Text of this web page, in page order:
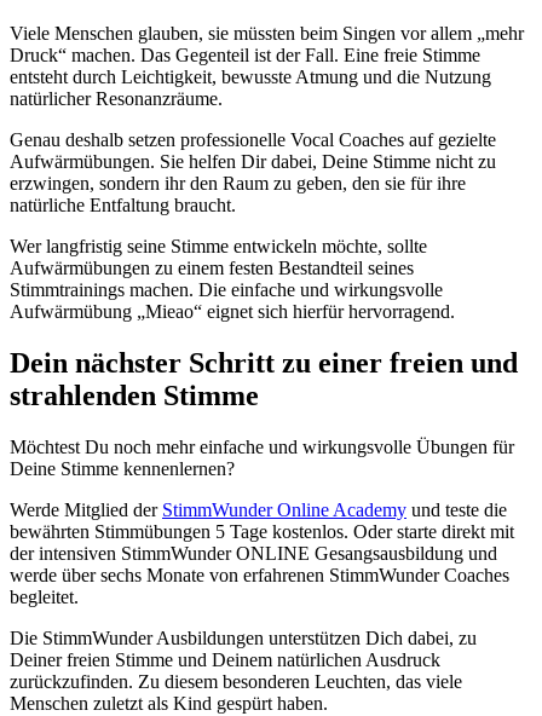
Viele Menschen glauben, sie müssten beim Singen vor allem „mehr
Druck“ machen. Das Gegenteil ist der Fall. Eine freie Stimme
entsteht durch Leichtigkeit, bewusste Atmung und die Nutzung
natürlicher Resonanzräume.
Genau deshalb setzen professionelle Vocal Coaches auf gezielte
Aufwärmübungen. Sie helfen Dir dabei, Deine Stimme nicht zu
erzwingen, sondern ihr den Raum zu geben, den sie für ihre
natürliche Entfaltung braucht.
Wer langfristig seine Stimme entwickeln möchte, sollte
Aufwärmübungen zu einem festen Bestandteil seines
Stimmtrainings machen. Die einfache und wirkungsvolle
Aufwärmübung „Mieao“ eignet sich hierfür hervorragend.
Dein nächster Schritt zu einer freien und
strahlenden Stimme
Möchtest Du noch mehr einfache und wirkungsvolle Übungen für
Deine Stimme kennenlernen?
Werde Mitglied der StimmWunder Online Academy und teste die
bewährten Stimmübungen 5 Tage kostenlos. Oder starte direkt mit
der intensiven StimmWunder ONLINE Gesangsausbildung und
werde über sechs Monate von erfahrenen StimmWunder Coaches
begleitet.
Die StimmWunder Ausbildungen unterstützen Dich dabei, zu
Deiner freien Stimme und Deinem natürlichen Ausdruck
zurückzufinden. Zu diesem besonderen Leuchten, das viele
Menschen zuletzt als Kind gespürt haben.